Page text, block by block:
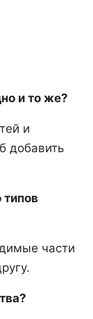
и то же?
и
добавить
типов
части